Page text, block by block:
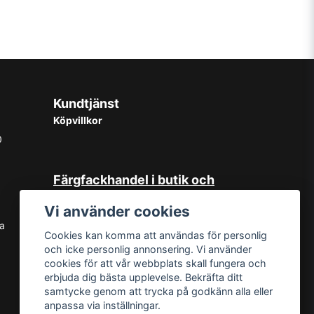
Kundtjänst
Köpvillkor
Färgfackhandel i butik och
Hos oss på Norrlandsfärg har det
sedan starten 1965 varit självklart
med god kundservice. Du kan känna
dig trygg med köp hos oss oavsett
om det är i butiken i Sundsvall eller
online. Det går lika bra att kontakta
oss via mail eller per telefon. Vår butik
Vi använder cookies
Cookies kan komma att användas för personlig
och icke personlig annonsering. Vi använder
cookies för att vår webbplats skall fungera och
erbjuda dig bästa upplevelse. Bekräfta ditt
samtycke genom att trycka på godkänn alla eller
anpassa via inställningar.